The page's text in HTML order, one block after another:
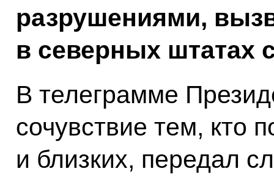
разрушениями,
в северных штатах
В телеграмме
сочувствие тем, кто
и близких, передал